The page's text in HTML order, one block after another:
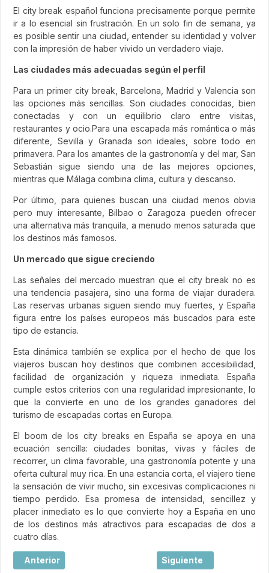
El city break español funciona precisamente porque permite
ir a lo esencial sin frustración. En un solo fin de semana, ya
es posible sentir una ciudad, entender su identidad y volver
con la impresión de haber vivido un verdadero viaje.
Las ciudades más adecuadas según el perfil
Para un primer city break, Barcelona, Madrid y Valencia son
las opciones más sencillas. Son ciudades conocidas, bien
conectadas y con un equilibrio claro entre visitas,
restaurantes y ocio.Para una escapada más romántica o más
diferente, Sevilla y Granada son ideales, sobre todo en
primavera. Para los amantes de la gastronomía y del mar, San
Sebastián sigue siendo una de las mejores opciones,
mientras que Málaga combina clima, cultura y descanso.
Por último, para quienes buscan una ciudad menos obvia
pero muy interesante, Bilbao o Zaragoza pueden ofrecer
una alternativa más tranquila, a menudo menos saturada que
los destinos más famosos.
Un mercado que sigue creciendo
Las señales del mercado muestran que el city break no es
una tendencia pasajera, sino una forma de viajar duradera.
Las reservas urbanas siguen siendo muy fuertes, y España
figura entre los países europeos más buscados para este
tipo de estancia.
Esta dinámica también se explica por el hecho de que los
viajeros buscan hoy destinos que combinen accesibilidad,
facilidad de organización y riqueza inmediata. España
cumple estos criterios con una regularidad impresionante, lo
que la convierte en uno de los grandes ganadores del
turismo de escapadas cortas en Europa.
El boom de los city breaks en España se apoya en una
ecuación sencilla: ciudades bonitas, vivas y fáciles de
recorrer, un clima favorable, una gastronomía potente y una
oferta cultural muy rica. En una estancia corta, el viajero tiene
la sensación de vivir mucho, sin excesivas complicaciones ni
tiempo perdido. Esa promesa de intensidad, sencillez y
placer inmediato es lo que convierte hoy a España en uno
de los destinos más atractivos para escapadas de dos a
cuatro días.
Artículo anterior: Burdeos, la joya elegante del suroeste
Anterior Artículo siguiente:
Siguiente